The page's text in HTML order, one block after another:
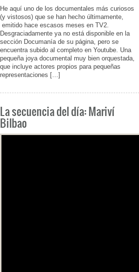
He aquí uno de los documentales más curiosos
(y vistosos) que se han hecho últimamente,
emitido hace escasos meses en TV2.
Desgraciadamente ya no está disponible en la
sección Documanía de su página, pero se
encuentra subido al completo en Youtube. Una
pequeña joya documental muy bien orquestada,
que incluye actores propios para pequeñas
representaciones […]
La secuencia del día: Mariví
Bilbao